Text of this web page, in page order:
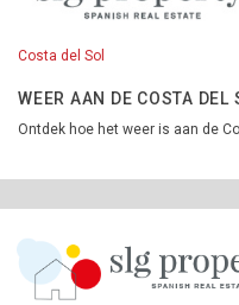
Costa del Sol
WEER AAN DE COSTA DEL
Ontdek hoe het weer is aan de